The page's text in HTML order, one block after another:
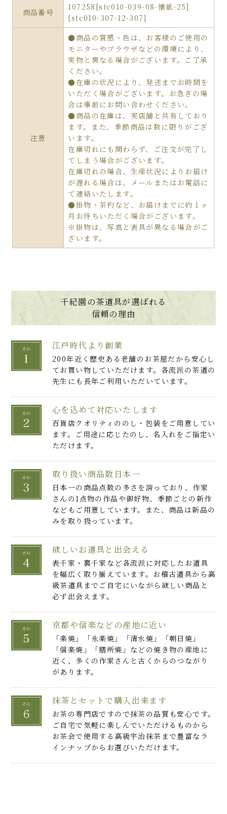
商品番号
107258[stc010-039-08-懐紙-25]
[stc010-307-12-307]
注意
●商品の質感・色は、お客様のご使用の
モニターやブラウザなどの環境により、
実物と異なる場合がございます。ご了承
ください。
●在庫の状況により、発送までお時間を
いただく場合がございます。お急ぎの場
合は事前にお問い合わせください。
●商品の在庫は、実店舗と共有しており
ます。また、季節商品は数に限りがござ
います。
在庫切れにも関わらず、ご注文が完了し
てしまう場合がございます。
在庫切れの場合、生産状況によりお届け
が遅れる場合は、メールまたはお電話に
て連絡いたします。
●掛物・茶杓など、お届けまでに約１ヶ
月お待ちいただく場合がございます。
※掛物は、写真と表具が異なる場合がご
ざいます。
千紀園の茶道具が選ばれる
信頼の理由
江戸時代より創業
200年近く歴史ある老舗のお茶屋だから安心し
てお買い物していただけます。各流派の茶道の
先生にも長年ご利用いただいています。
心を込めて対応いたします
百貨店クオリティののし・包装をご用意してい
ます。ご用途に応じたのし、名入れをご指定い
ただけます。
取り扱い商品数日本一
日本一の商品点数の多さを誇っており、作家
さんの1点物の作品や御好物、季節ごとの新作
などもご用意しています。また、商品は新品の
みを取り扱っています。
欲しいお道具と出会える
表千家・裏千家など各流派に対応したお道具
を幅広く取り揃えています。お稽古道具から高
級茶道具までご自宅にいながら欲しい商品と
必ず出会えます。
京都や信楽などの産地に近い
「楽焼」「永楽焼」「清水焼」「朝日焼」
「信楽焼」「膳所焼」などの焼き物の産地に
近く、多くの作家さんと古くからのつながり
があります。
抹茶とセットで購入出来ます
お茶の専門店ですので抹茶の品質も安心です。
ご自宅で気軽に楽しんでいただけるものから
お茶会で使用する高級宇治抹茶まで豊富なラ
インナップからお選びいただけます。